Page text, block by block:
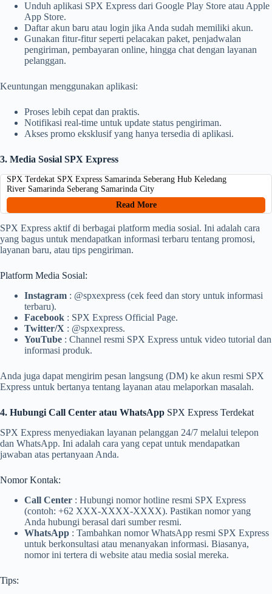
Unduh aplikasi SPX Express dari Google Play Store atau Apple
App Store.
Daftar akun baru atau login jika Anda sudah memiliki akun.
Gunakan fitur-fitur seperti pelacakan paket, penjadwalan
pengiriman, pembayaran online, hingga chat dengan layanan
pelanggan.
Keuntungan menggunakan aplikasi:
Proses lebih cepat dan praktis.
Notifikasi real-time untuk update status pengiriman.
Akses promo eksklusif yang hanya tersedia di aplikasi.
3. Media Sosial SPX Express
SPX Terdekat SPX Express Samarinda Seberang Hub Keledang
River Samarinda Seberang Samarinda City
Read More
SPX Express aktif di berbagai platform media sosial. Ini adalah cara
yang bagus untuk mendapatkan informasi terbaru tentang promosi,
layanan baru, atau tips pengiriman.
Platform Media Sosial:
Instagram : @spxexpress (cek feed dan story untuk informasi
terbaru).
Facebook : SPX Express Official Page.
Twitter/X : @spxexpress.
YouTube : Channel resmi SPX Express untuk video tutorial dan
informasi produk.
Anda juga dapat mengirim pesan langsung (DM) ke akun resmi SPX
Express untuk bertanya tentang layanan atau melaporkan masalah.
4. Hubungi Call Center atau WhatsApp SPX Express Terdekat
SPX Express menyediakan layanan pelanggan 24/7 melalui telepon
dan WhatsApp. Ini adalah cara yang cepat untuk mendapatkan
jawaban atas pertanyaan Anda.
Nomor Kontak:
Call Center : Hubungi nomor hotline resmi SPX Express
(contoh: +62 XXX-XXXX-XXXX). Pastikan nomor yang
Anda hubungi berasal dari sumber resmi.
WhatsApp : Tambahkan nomor WhatsApp resmi SPX Express
untuk berkonsultasi atau menanyakan informasi. Biasanya,
nomor ini tertera di website atau media sosial mereka.
Tips: